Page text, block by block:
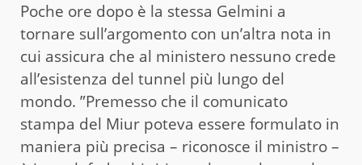
Poche ore dopo è la stessa Gelmini a
tornare sull’argomento con un’altra nota in
cui assicura che al ministero nessuno crede
all’esistenza del tunnel più lungo del
mondo. ”Premesso che il comunicato
stampa del Miur poteva essere formulato in
maniera più precisa – riconosce il ministro –